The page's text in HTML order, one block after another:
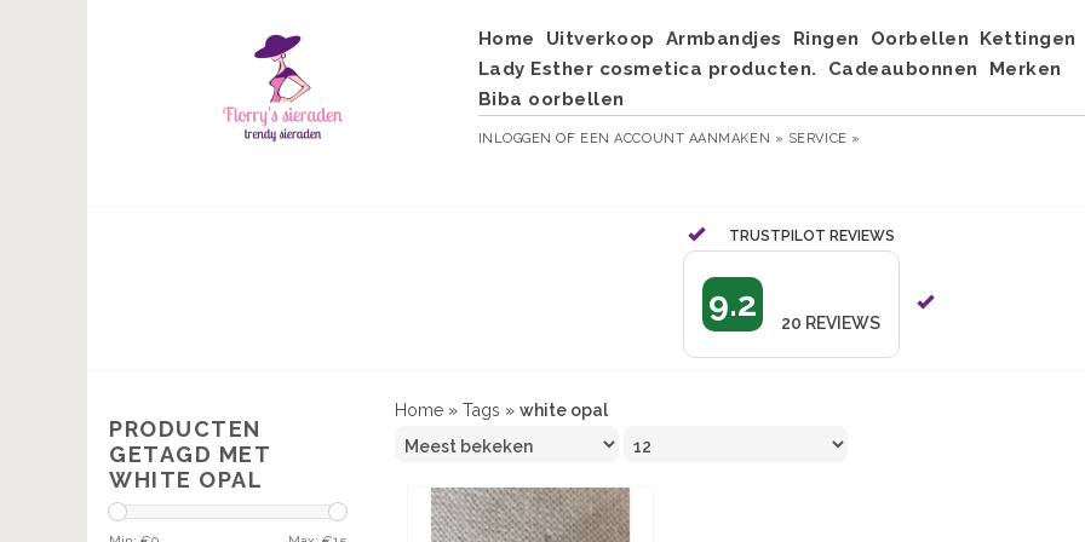
Home Uitverkoop Armbandjes Ringen Oorbellen
Kettingen
Lady Esther cosmetica producten.
Cadeaubonnen
Merken
Biba oorbellen
INLOGGEN OF EEN ACCOUNT AANMAKEN » SERVICE »
TRUSTPILOT REVIEWS
9.2 20 REVIEWS
PRODUCTEN
GETAGD MET
WHITE OPAL
Home » Tags » white opal